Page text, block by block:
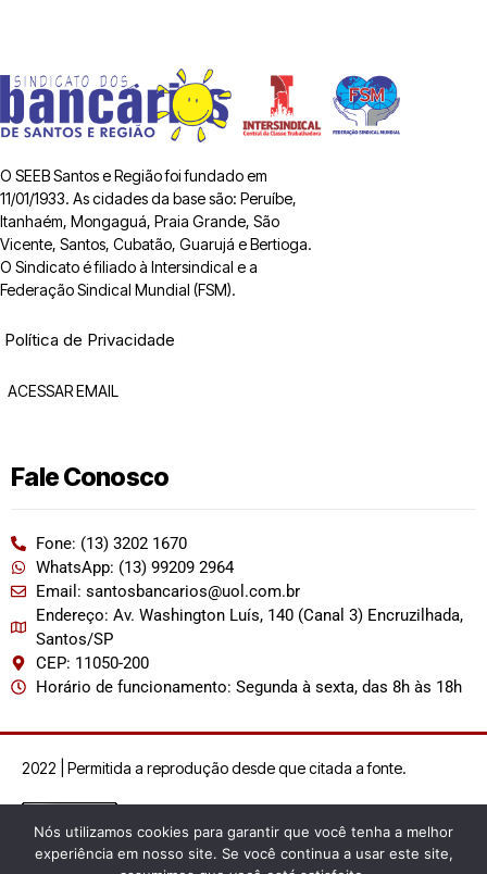
O SEEB Santos e Região foi fundado em
11/01/1933. As cidades da base são: Peruíbe,
Itanhaém, Mongaguá, Praia Grande, São
Vicente, Santos, Cubatão, Guarujá e Bertioga.
O Sindicato é filiado à Intersindical e a
Federação Sindical Mundial (FSM).
Política de Privacidade
ACESSAR EMAIL
Fale Conosco
Fone: (13) 3202 1670
WhatsApp: (13) 99209 2964
Email: santosbancarios@uol.com.br
Endereço: Av. Washington Luís, 140 (Canal 3) Encruzilhada,
Santos/SP
CEP: 11050-200
Horário de funcionamento: Segunda à sexta, das 8h às 18h
2022 | Permitida a reprodução desde que citada a fonte.
Nós utilizamos cookies para garantir que você tenha a melhor
experiência em nosso site. Se você continua a usar este site,